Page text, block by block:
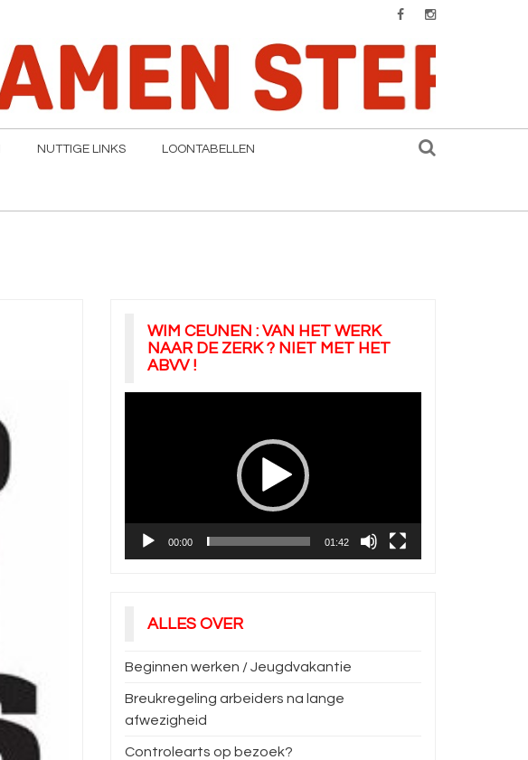
NUTTIGE LINKS LOONTABELLEN
WIM CEUNEN : VAN HET WERK
NAAR DE ZERK ? NIET MET HET
ABVV !
00:00 01:42
ALLES OVER
Beginnen werken / Jeugdvakantie
Breukregeling arbeiders na lange
afwezigheid
Controlearts op bezoek?